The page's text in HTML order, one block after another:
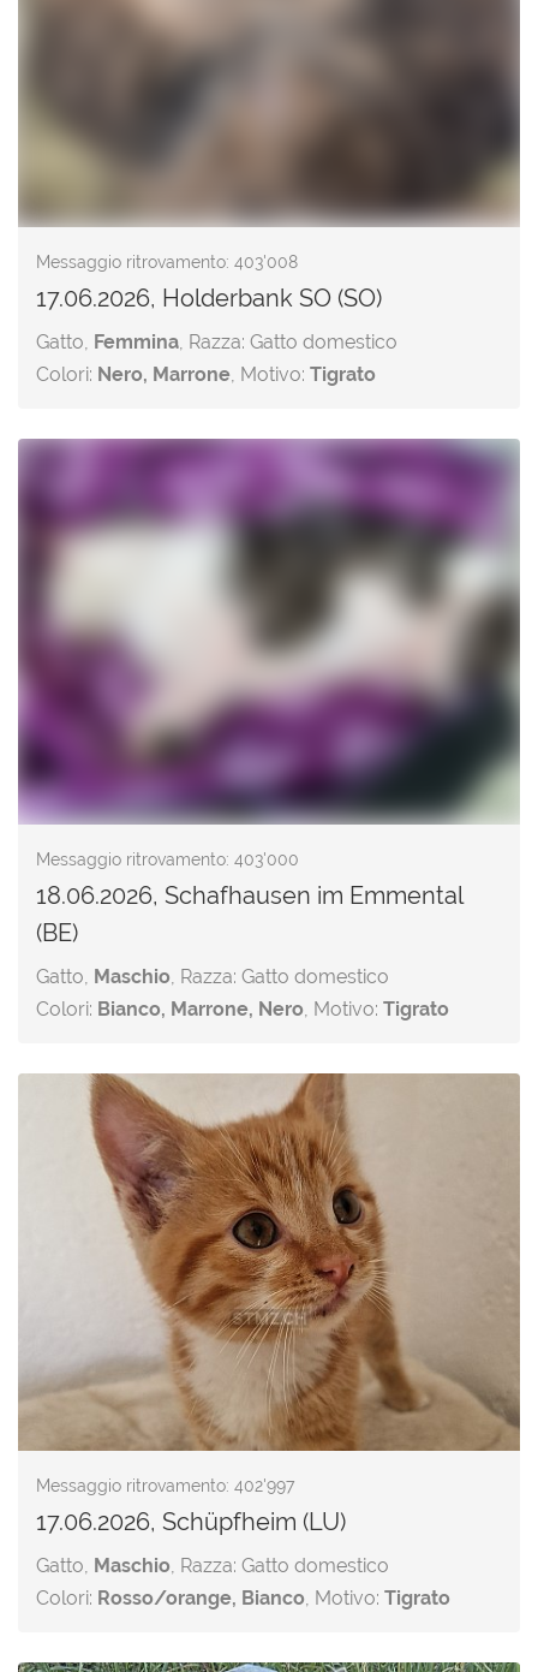
Messaggio ritrovamento: 403'008
17.06.2026, Holderbank SO (SO)
Gatto, Femmina, Razza: Gatto domestico
Colori: Nero, Marrone, Motivo: Tigrato
Messaggio ritrovamento: 403'000
18.06.2026, Schafhausen im Emmental
(BE)
Gatto, Maschio, Razza: Gatto domestico
Colori: Bianco, Marrone, Nero, Motivo: Tigrato
Messaggio ritrovamento: 402'997
17.06.2026, Schüpfheim (LU)
Gatto, Maschio, Razza: Gatto domestico
Colori: Rosso/orange, Bianco, Motivo: Tigrato